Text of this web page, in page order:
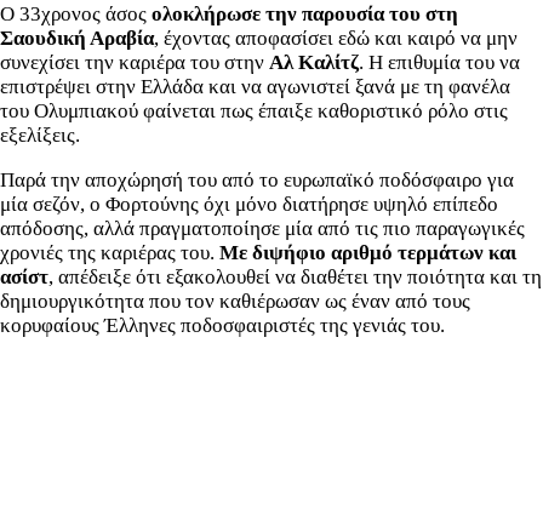
Ο 33χρονος άσος ολοκλήρωσε την παρουσία του στη
Σαουδική Αραβία, έχοντας αποφασίσει εδώ και καιρό να μην
συνεχίσει την καριέρα του στην Αλ Καλίτζ. Η επιθυμία του να
επιστρέψει στην Ελλάδα και να αγωνιστεί ξανά με τη φανέλα
του Ολυμπιακού φαίνεται πως έπαιξε καθοριστικό ρόλο στις
εξελίξεις.
Παρά την αποχώρησή του από το ευρωπαϊκό ποδόσφαιρο για
μία σεζόν, ο Φορτούνης όχι μόνο διατήρησε υψηλό επίπεδο
απόδοσης, αλλά πραγματοποίησε μία από τις πιο παραγωγικές
χρονιές της καριέρας του. Με διψήφιο αριθμό τερμάτων και
ασίστ, απέδειξε ότι εξακολουθεί να διαθέτει την ποιότητα και τη
δημιουργικότητα που τον καθιέρωσαν ως έναν από τους
κορυφαίους Έλληνες ποδοσφαιριστές της γενιάς του.